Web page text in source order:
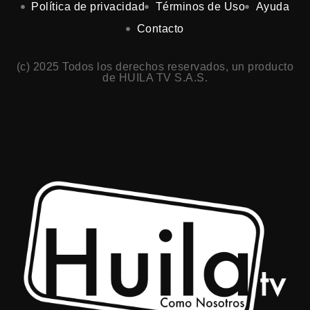
Política de privacidad
Términos de Uso
Ayuda
Contacto
(c) 2025 Todos los derechos reservados, un producto
de HUILA TV S.A.S.